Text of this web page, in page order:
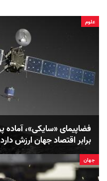
علوم
برابر اقتصاد جهان ارزش دارد
جهان